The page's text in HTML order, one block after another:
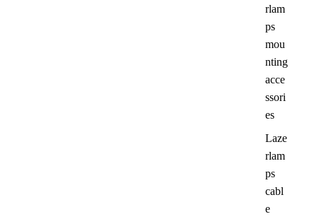
rlam
ps
mou
nting
acce
ssori
es
Laze
rlam
ps
cabl
e